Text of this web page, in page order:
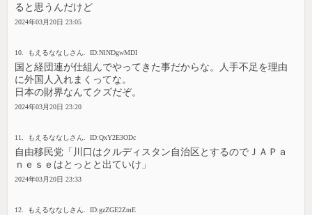
ると思うんだけど
2024年03月20日 23:05
10. もえるななしさん. ID:NlNDgwMDI
国と経団連が仕組んでやってきた事だからな。人手不足を理由
に外国人入れまくってな。
日本の財界なんてクズだぞ。
2024年03月20日 23:20
11. もえるななしさん. ID:QxY2E3ODc
自由移民党「川口はクルディスタン自治区とするのでＪＡＰａ
ｎｅｓｅはとっとと出ていけ」
2024年03月20日 23:33
12. もえるななしさん. ID:gzZGE2ZmE